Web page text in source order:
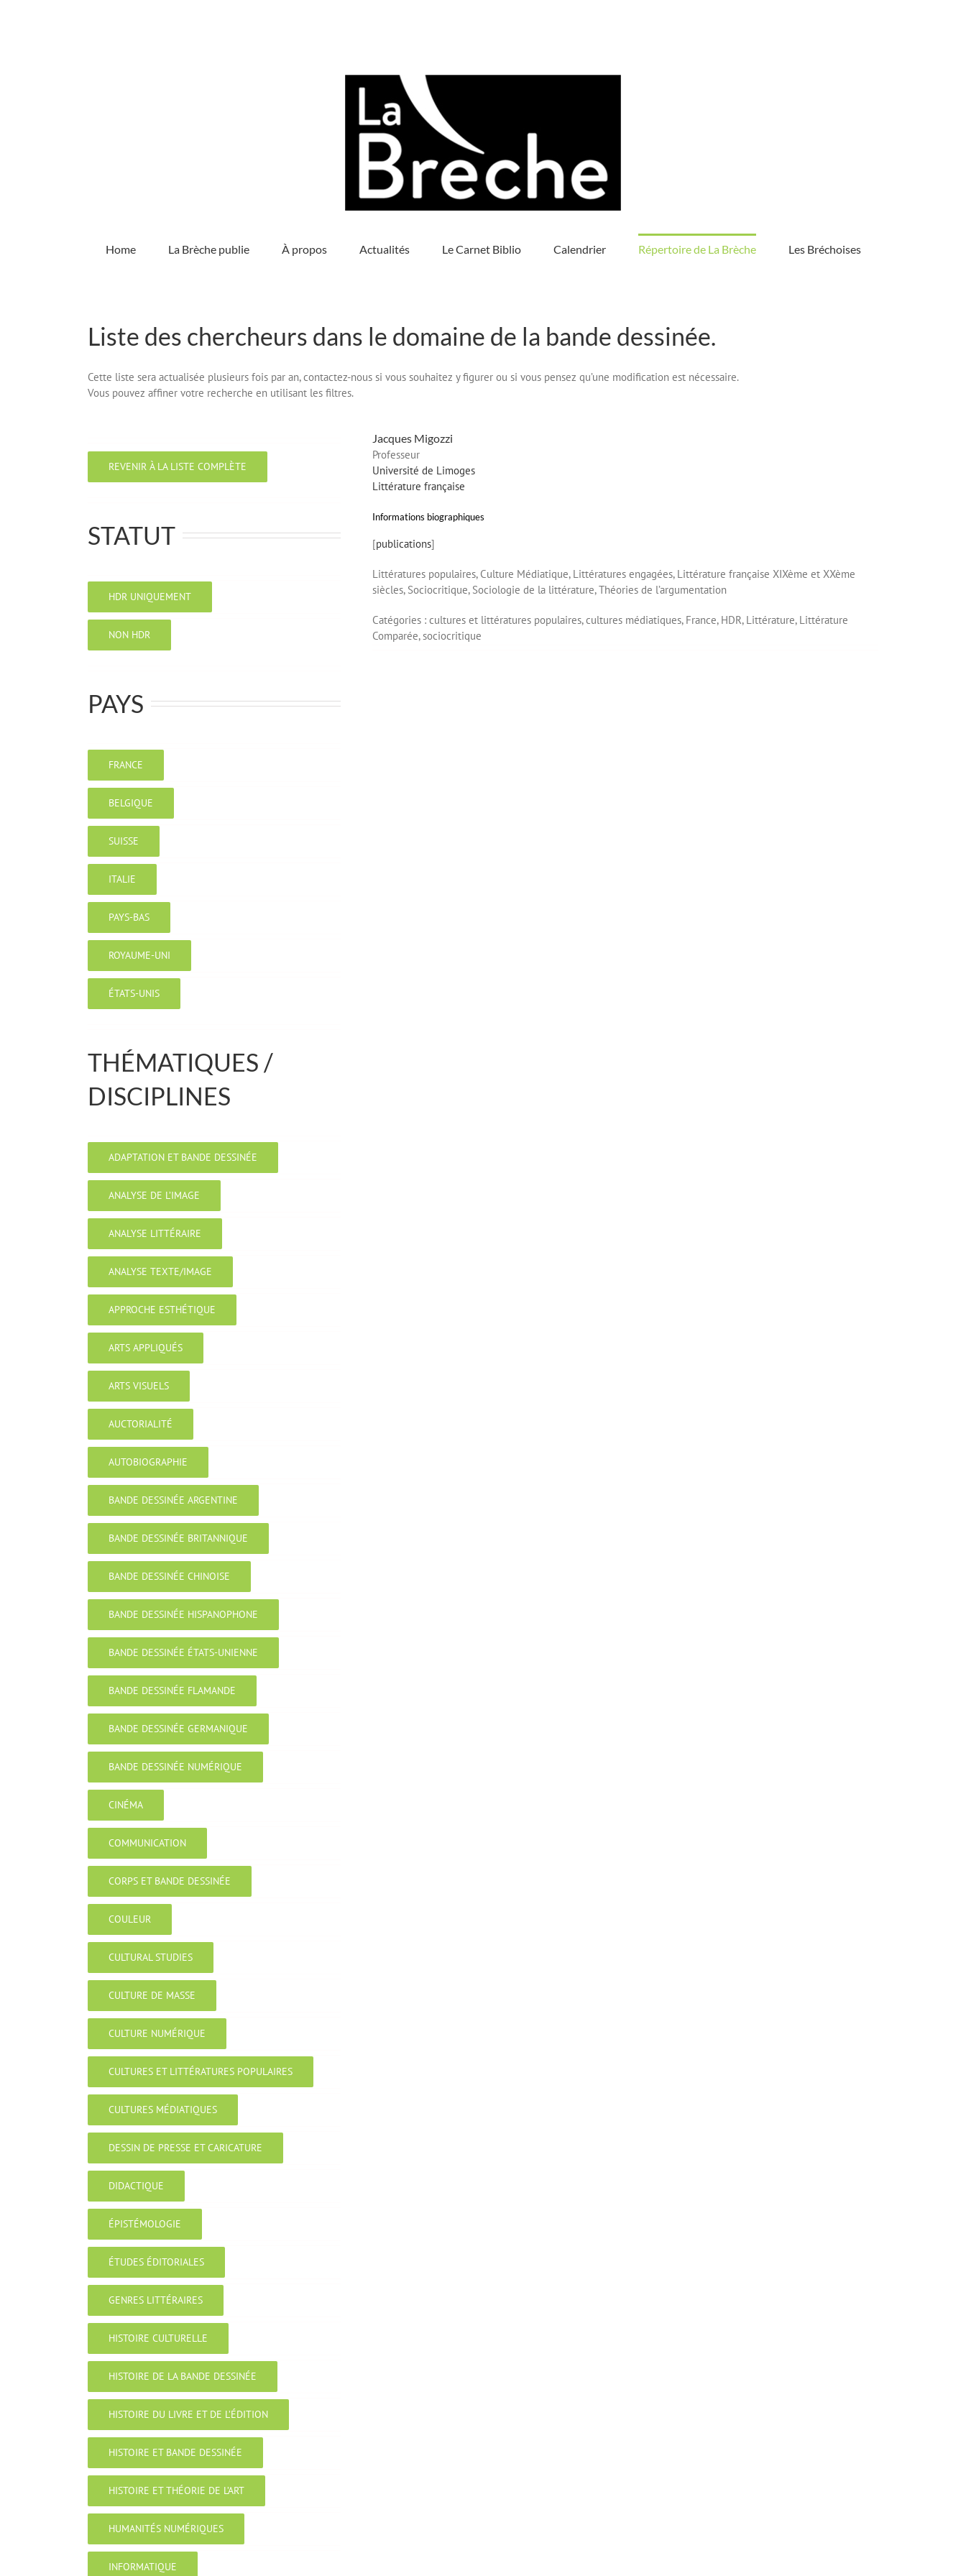
Home La Brèche publie À propos Actualités Le Carnet Biblio Calendrier Répertoire de La Brèche Les Bréchoises
Liste des chercheurs dans le domaine de la bande dessinée.
Cette liste sera actualisée plusieurs fois par an, contactez-nous si vous souhaitez y figurer ou si vous pensez qu’une modification est nécessaire.
Vous pouvez affiner votre recherche en utilisant les filtres.
REVENIR À LA LISTE COMPLÈTE
STATUT
HDR UNIQUEMENT
NON HDR
PAYS
FRANCE
BELGIQUE
SUISSE
ITALIE
PAYS-BAS
ROYAUME-UNI
ÉTATS-UNIS
THÉMATIQUES /
DISCIPLINES
ADAPTATION ET BANDE DESSINÉE
ANALYSE DE L’IMAGE
ANALYSE LITTÉRAIRE
ANALYSE TEXTE/IMAGE
APPROCHE ESTHÉTIQUE
ARTS APPLIQUÉS
ARTS VISUELS
AUCTORIALITÉ
AUTOBIOGRAPHIE
BANDE DESSINÉE ARGENTINE
BANDE DESSINÉE BRITANNIQUE
BANDE DESSINÉE CHINOISE
BANDE DESSINÉE HISPANOPHONE
BANDE DESSINÉE ÉTATS-UNIENNE
BANDE DESSINÉE FLAMANDE
BANDE DESSINÉE GERMANIQUE
BANDE DESSINÉE NUMÉRIQUE
CINÉMA
COMMUNICATION
CORPS ET BANDE DESSINÉE
COULEUR
CULTURAL STUDIES
CULTURE DE MASSE
CULTURE NUMÉRIQUE
CULTURES ET LITTÉRATURES POPULAIRES
CULTURES MÉDIATIQUES
DESSIN DE PRESSE ET CARICATURE
DIDACTIQUE
ÉPISTÉMOLOGIE
ÉTUDES ÉDITORIALES
GENRES LITTÉRAIRES
HISTOIRE CULTURELLE
HISTOIRE DE LA BANDE DESSINÉE
HISTOIRE DU LIVRE ET DE L’ÉDITION
HISTOIRE ET BANDE DESSINÉE
HISTOIRE ET THÉORIE DE L’ART
HUMANITÉS NUMÉRIQUES
INFORMATIQUE
Jacques Migozzi
Professeur
Université de Limoges
Littérature française
Informations biographiques
[publications]
Littératures populaires, Culture Médiatique, Littératures engagées, Littérature française XIXème et XXème
siècles, Sociocritique, Sociologie de la littérature, Théories de l’argumentation
Catégories : cultures et littératures populaires,cultures médiatiques, France, HDR, Littérature, Littérature
Comparée,sociocritique